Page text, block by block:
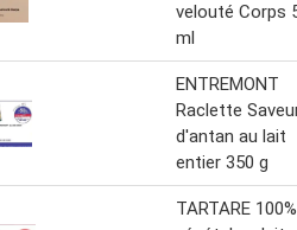
velouté Corps
ml
ENTREMONT
Raclette
d'antan au lait
entier 350 g
TARTARE 100%